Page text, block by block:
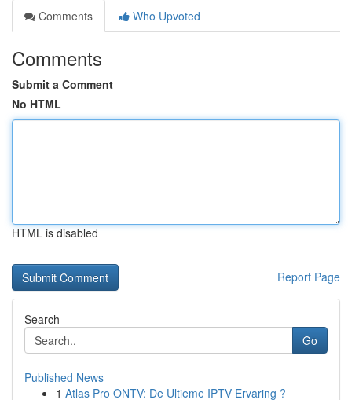
Comments
Who Upvoted
Comments
Submit a Comment
No HTML
HTML is disabled
Report Page
Search
Go
Published News
1 Atlas Pro ONTV: De Ultieme IPTV Ervaring ?